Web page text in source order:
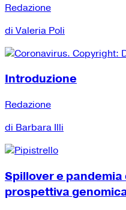
Redazione
di Valeria Poli
Introduzione
Redazione
di Barbara Illi
Spillover e pandemia
prospettiva